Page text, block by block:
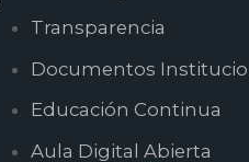
Transparencia
Documentos
Educación Continua
Aula Digital Abierta